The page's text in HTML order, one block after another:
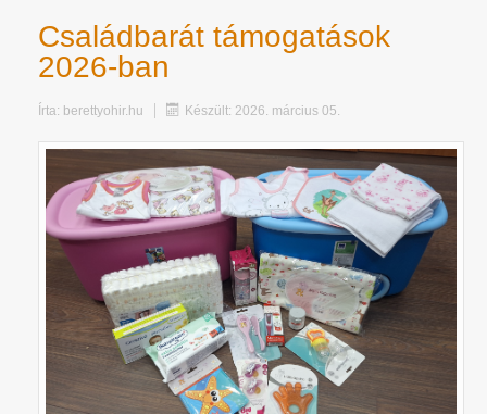
Családbarát támogatások
2026-ban
Írta: berettyohir.hu Készült: 2026. március 05.